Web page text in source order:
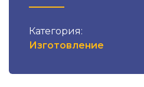
Категория:
Изготовление